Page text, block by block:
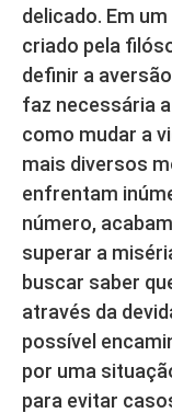
delicado. Em
criado pela
definir a
faz necessária
como mudar a
mais diversos
enfrentam
número,
superar a
buscar saber
através da
possível
por uma
para evitar